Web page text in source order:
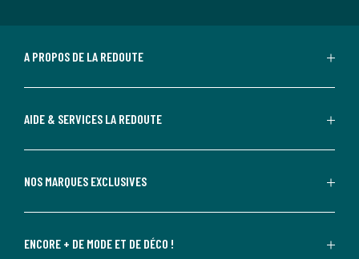
A PROPOS DE LA REDOUTE
AIDE & SERVICES LA REDOUTE
NOS MARQUES EXCLUSIVES
ENCORE + DE MODE ET DE DÉCO !